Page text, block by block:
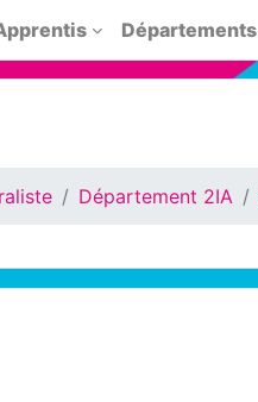
Départements
Département 2IA